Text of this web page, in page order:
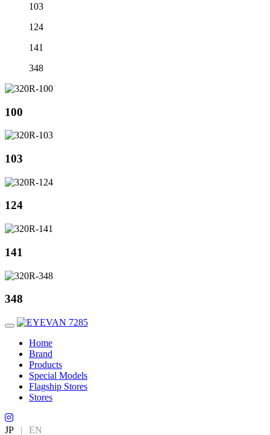
103
124
141
348
100
103
124
141
348
Home
Brand
Products
Special Models
Flagship Stores
Stores
JP | EN